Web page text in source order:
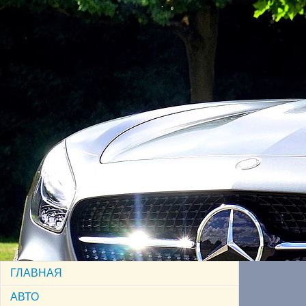
ГЛАВНАЯ
АВТО